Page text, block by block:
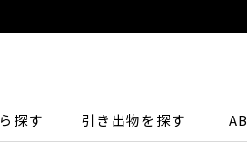
探す 引き出物を探す